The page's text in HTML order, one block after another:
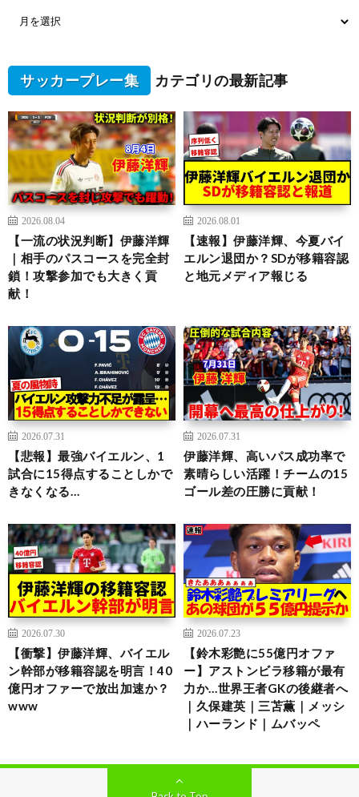
サッカープレー集 カテゴリの最新記事
2026.08.04
【一流の状況判断】伊藤洋輝
｜相手のパスコースを完全封
鎖！攻撃参加でも大きく貢
献！
2026.08.01
【速報】伊藤洋輝、今夏バイ
エルン退団か？SDが移籍容認
と地元メディア報じる
2026.07.31
【悲報】最強バイエルン、1
試合に15得点することしかで
きなくなる…
2026.07.31
伊藤洋輝、高いパス成功率で
素晴らしい活躍！チームの15
ゴール差の圧勝に貢献！
2026.07.30
【衝撃】伊藤洋輝、バイエル
ン幹部が移籍容認を明言！40
億円オファーで放出加速か？
www
2026.07.23
【鈴木彩艶に55億円オファ
ー】アストンビラ移籍が最有
力か…世界王者GKの後継者へ
｜久保建英｜三苫薫｜メッシ
｜ハーランド｜ムバッペ